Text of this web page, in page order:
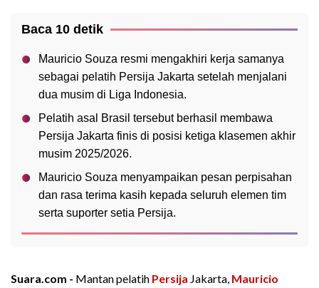
Baca 10 detik
Mauricio Souza resmi mengakhiri kerja samanya
sebagai pelatih Persija Jakarta setelah menjalani
dua musim di Liga Indonesia.
Pelatih asal Brasil tersebut berhasil membawa
Persija Jakarta finis di posisi ketiga klasemen akhir
musim 2025/2026.
Mauricio Souza menyampaikan pesan perpisahan
dan rasa terima kasih kepada seluruh elemen tim
serta suporter setia Persija.
Suara.com - Mantan pelatih Persija Jakarta, Mauricio